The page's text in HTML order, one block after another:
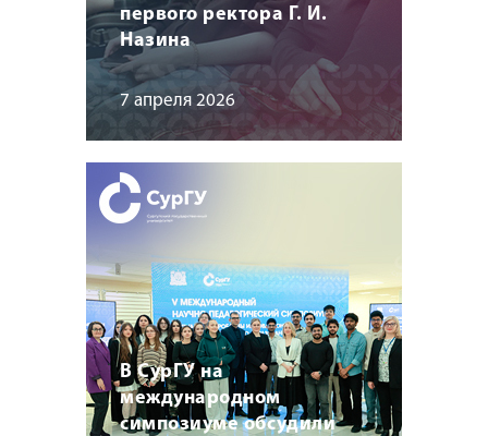
первого ректора Г. И.
Назина
7 апреля 2026
В СурГУ на
международном
симпозиуме обсудили